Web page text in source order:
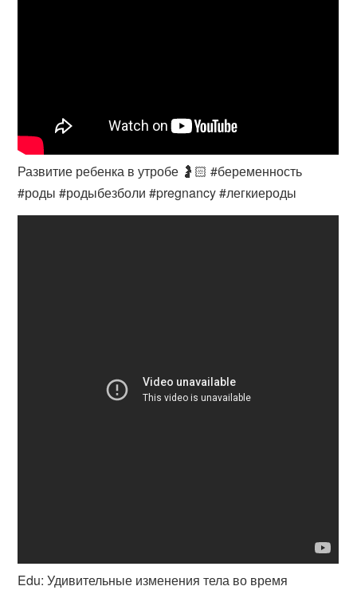
Развитие ребенка в утробе 🤰🏻 #беременность
#роды #родыбезболи #pregnancy #легкиероды
Edu: Удивительные изменения тела во время